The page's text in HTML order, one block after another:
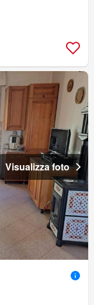
Visualizza foto